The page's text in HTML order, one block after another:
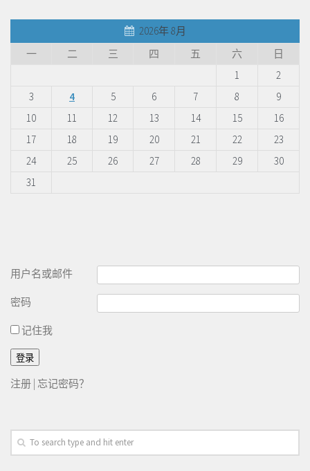
2026年 8月
一
二 三 四 五 六
日
1
2
3
4 5 6 7 8
9
10
11 12 13 14 15
16
17
18 19 20 21 22
23
24
25 26 27 28 29
30
31
用户名或邮件
密码
记住我
注册 | 忘记密码？